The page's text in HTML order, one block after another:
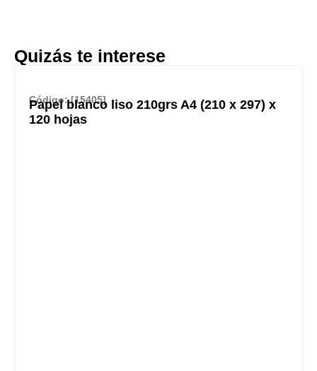
Quizás te interese
Código: [15405]
Papel blanco liso 210grs A4 (210 x 297) x
120 hojas